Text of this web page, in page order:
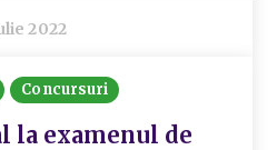
2022
Concursuri
la examenul de